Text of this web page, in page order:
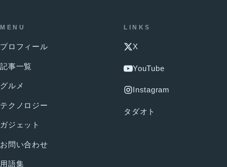
MENU
プロフィール
記事一覧
グルメ
テクノロジー
ガジェット
お問い合わせ
用語集
LINKS
X
YouTube
Instagram
タダオト